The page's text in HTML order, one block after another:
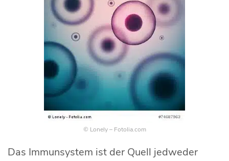
© Lonely – Fotolia.com
Das Immunsystem ist der Quell jedweder